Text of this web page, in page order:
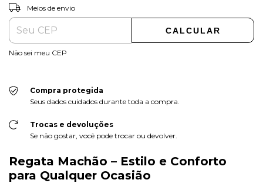
Entregas para o CEP:
Meios de envio
CALCULAR
Não sei meu CEP
Compra protegida
Seus dados cuidados durante toda a compra.
Trocas e devoluções
Se não gostar, você pode trocar ou devolver.
Regata Machão – Estilo e Conforto
para Qualquer Ocasião